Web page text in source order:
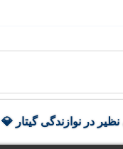
در نوازندگی گیتار 💎